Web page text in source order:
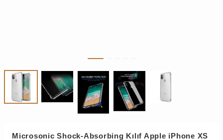
Microsonic Shock-Absorbing Kılıf Apple iPhone XS